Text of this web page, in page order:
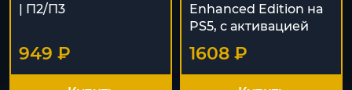
| П2/П3
949 ₽
Enhanced Edition на
PS5, с активацией
1608 ₽